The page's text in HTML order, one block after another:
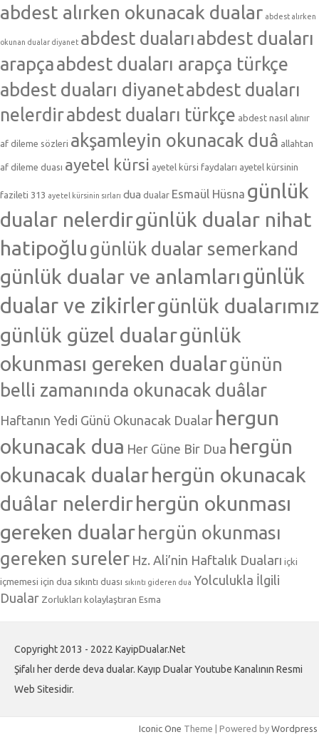
abdest alırken okunacak dualar abdest alırken
okunan dualar diyanet abdest dualarıabdest duaları
arapçaabdest duaları arapça türkçe
abdest duaları diyanetabdest duaları
nelerdirabdest duaları türkçe abdest nasıl alınır
af dileme sözleri akşamleyin okunacak duâ allahtan
af dileme duası ayetel kürsi ayetel kürsi faydaları ayetel kürsinin
fazileti 313 ayetel kürsinin sırları dua dualar Esmaül Hüsna günlük
dualar nelerdirgünlük dualar nihat
hatipoğlu günlük dualar semerkand
günlük dualar ve anlamlarıgünlük
dualar ve zikirlergünlük dualarımız
günlük güzel dualargünlük
okunması gereken dualargünün
belli zamanında okunacak duâlar
Haftanın Yedi Günü Okunacak Dualar hergun
okunacak dua Her Güne Bir Dua hergün
okunacak dualarhergün okunacak
duâlar nelerdirhergün okunması
gereken dualar hergün okunması
gereken sureler Hz. Ali’nin Haftalık Duaları içki
içmemesi için dua sıkıntı duası sıkıntı gideren dua Yolculukla İlgili
Dualar Zorlukları kolaylaştıran Esma
Copyright 2013 - 2022 KayipDualar.Net
Şifalı her derde deva dualar. Kayıp Dualar Youtube Kanalının Resmi
Web Sitesidir.
Iconic One Theme | Powered by Wordpress